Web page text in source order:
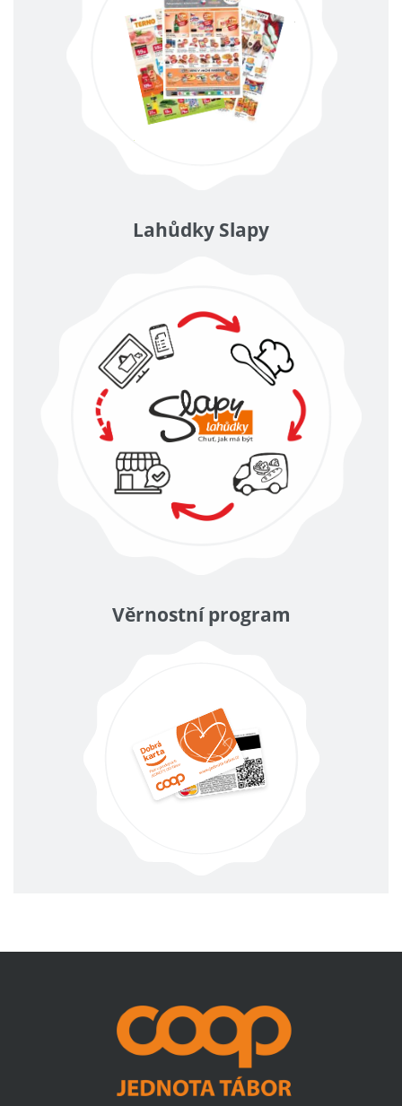
Lahůdky Slapy
Věrnostní program